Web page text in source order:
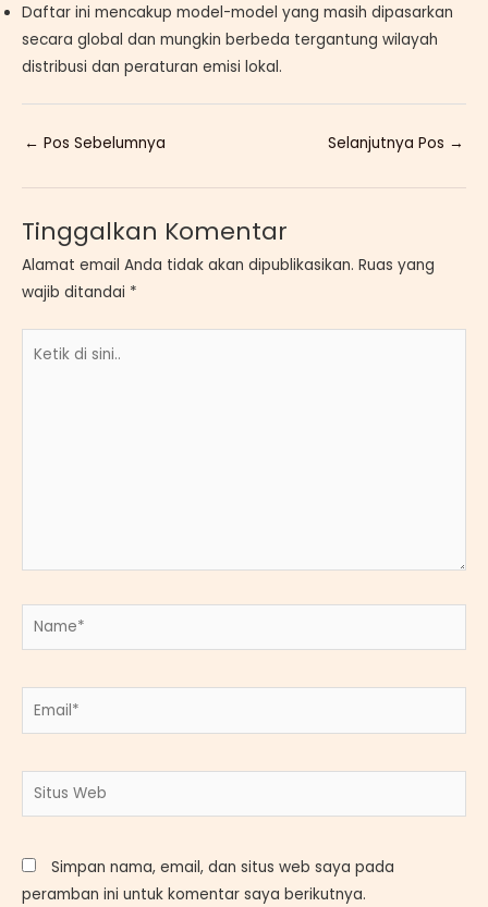
Daftar ini mencakup model-model yang masih dipasarkan
secara global dan mungkin berbeda tergantung wilayah
distribusi dan peraturan emisi lokal.
← Pos Sebelumnya Selanjutnya Pos →
Tinggalkan Komentar
Alamat email Anda tidak akan dipublikasikan. Ruas yang
wajib ditandai *
Name*
Email*
Situs
Simpan nama, email, dan situs web saya pada
peramban ini untuk komentar saya berikutnya.